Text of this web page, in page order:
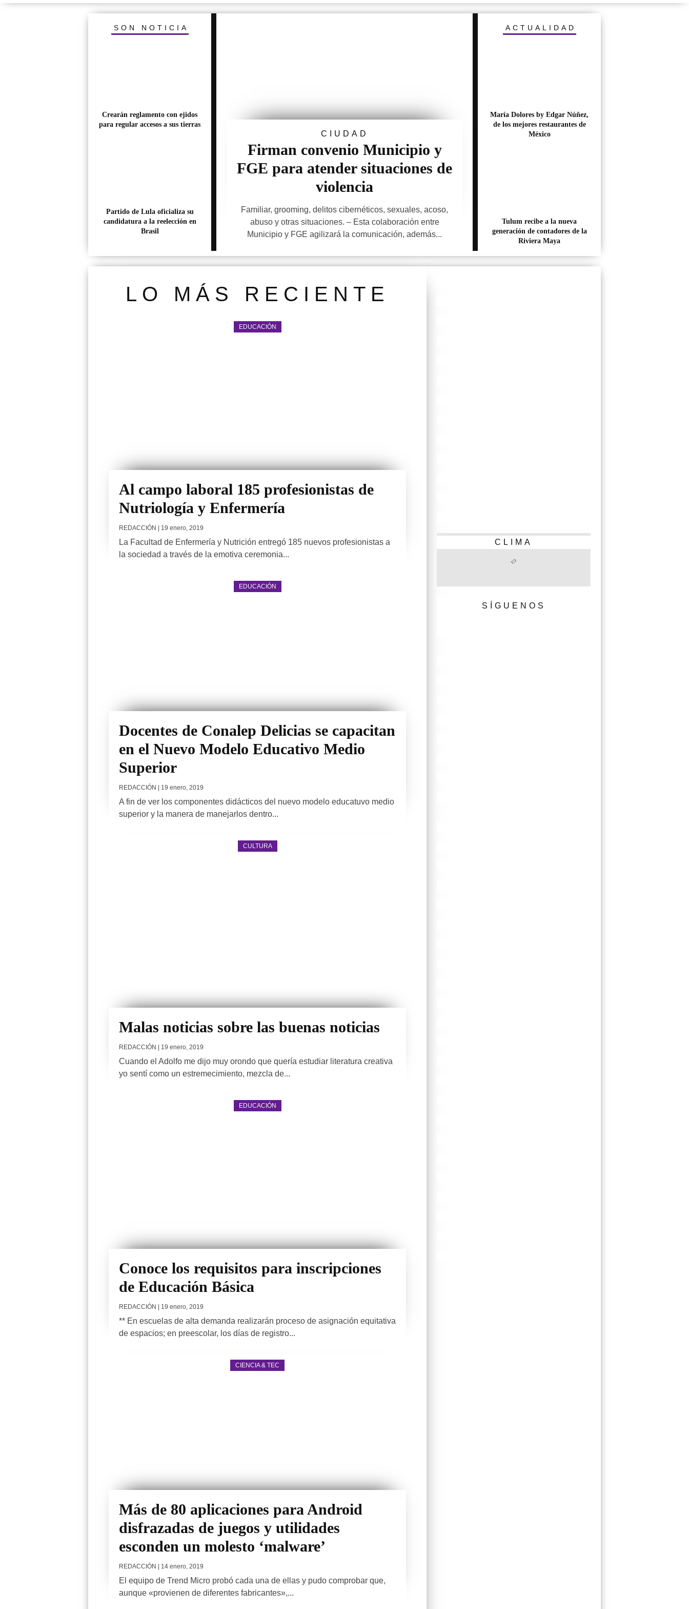
CIUDAD
Firman convenio Municipio y
FGE para atender situaciones de
violencia
Familiar, grooming, delitos cibernéticos, sexuales, acoso,
abuso y otras situaciones. – Esta colaboración entre
Municipio y FGE agilizará la comunicación, además...
SON NOTICIA
Crearán reglamento con ejidos
para regular accesos a sus tierras
Partido de Lula oficializa su
candidatura a la reelección en
Brasil
ACTUALIDAD
María Dolores by Edgar Núñez,
de los mejores restaurantes de
México
Tulum recibe a la nueva
generación de contadores de la
Riviera Maya
LO MÁS RECIENTE
EDUCACIÓN
Al campo laboral 185 profesionistas de
Nutriología y Enfermería
REDACCIÓN | 19 enero, 2019
La Facultad de Enfermería y Nutrición entregó 185 nuevos profesionistas a
la sociedad a través de la emotiva ceremonia...
EDUCACIÓN
Docentes de Conalep Delicias se capacitan
en el Nuevo Modelo Educativo Medio
Superior
REDACCIÓN | 19 enero, 2019
A fin de ver los componentes didácticos del nuevo modelo educatuvo medio
superior y la manera de manejarlos dentro...
CULTURA
Malas noticias sobre las buenas noticias
REDACCIÓN | 19 enero, 2019
Cuando el Adolfo me dijo muy orondo que quería estudiar literatura creativa
yo sentí como un estremecimiento, mezcla de...
EDUCACIÓN
Conoce los requisitos para inscripciones
de Educación Básica
REDACCIÓN | 19 enero, 2019
** En escuelas de alta demanda realizarán proceso de asignación equitativa
de espacios; en preescolar, los días de registro...
CIENCIA & TEC
Más de 80 aplicaciones para Android
disfrazadas de juegos y utilidades
esconden un molesto ‘malware’
REDACCIÓN | 14 enero, 2019
El equipo de Trend Micro probó cada una de ellas y pudo comprobar que,
aunque «provienen de diferentes fabricantes»,...
CLIMA
SÍGUENOS